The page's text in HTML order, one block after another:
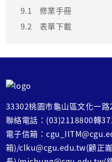
9.1
修業手冊
9.2
表單下載
33302桃園市龜山區文化一
聯絡電話：(03)2118800轉
電子信箱：
箱)/clku@cgu.edu.tw(顧正